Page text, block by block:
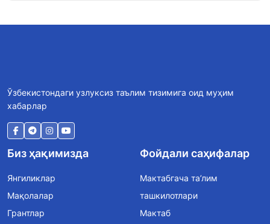
Ўзбекистондаги узлуксиз таълим тизимига оид муҳим
хабарлар
Биз ҳақимизда
Янгиликлар
Мақолалар
Грантлар
Фойдали саҳифалар
Мактабгача та’лим
ташкилотлари
Мактаб